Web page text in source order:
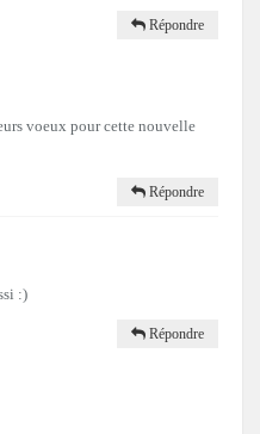
Répondre
voeux pour cette nouvelle
Répondre
:)
Répondre